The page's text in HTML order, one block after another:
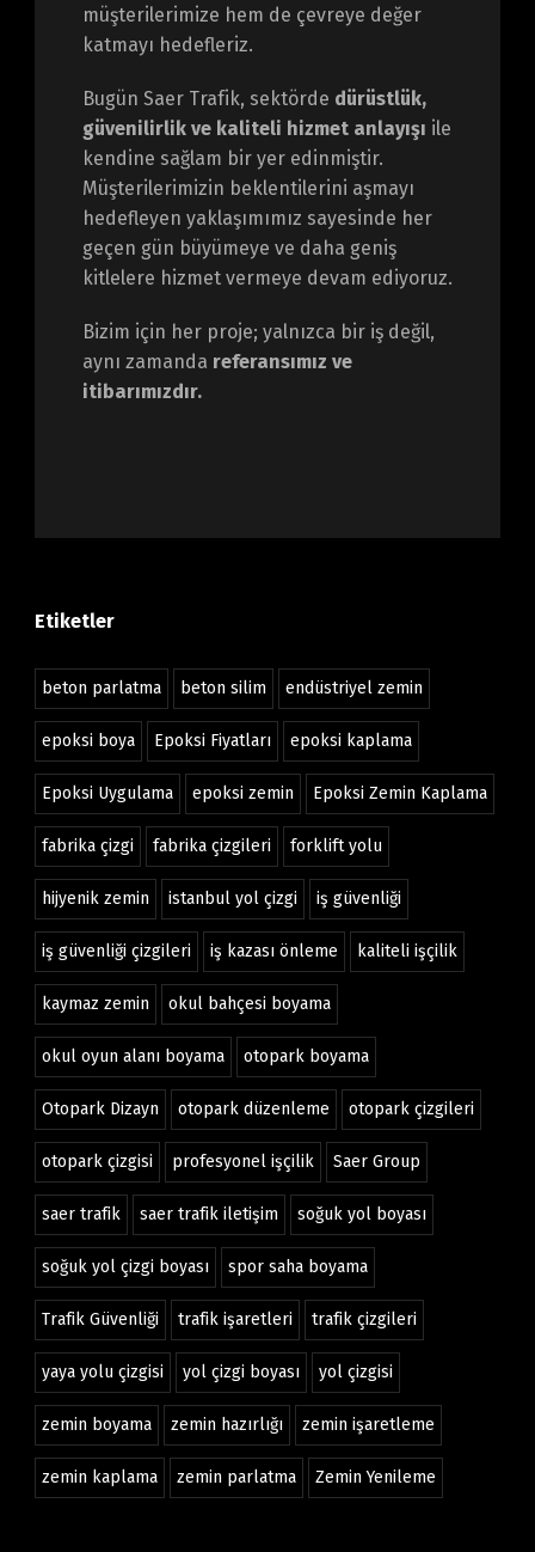
müşterilerimize hem de çevreye değer
katmayı hedefleriz.
Bugün Saer Trafik, sektörde dürüstlük,
güvenilirlik ve kaliteli hizmet anlayışı ile
kendine sağlam bir yer edinmiştir.
Müşterilerimizin beklentilerini aşmayı
hedefleyen yaklaşımımız sayesinde her
geçen gün büyümeye ve daha geniş
kitlelere hizmet vermeye devam ediyoruz.
Bizim için her proje; yalnızca bir iş değil,
aynı zamanda referansımız ve
itibarımızdır.
Etiketler
beton parlatma beton silim endüstriyel zemin
epoksi boya Epoksi Fiyatları epoksi kaplama
Epoksi Uygulama epoksi zemin Epoksi Zemin Kaplama
fabrika çizgi fabrika çizgileri forklift yolu
hijyenik zemin istanbul yol çizgi iş güvenliği
iş güvenliği çizgileri iş kazası önleme kaliteli işçilik
kaymaz zemin okul bahçesi boyama
okul oyun alanı boyama otopark boyama
Otopark Dizayn otopark düzenleme otopark çizgileri
otopark çizgisi profesyonel işçilik Saer Group
saer trafik saer trafik iletişim soğuk yol boyası
soğuk yol çizgi boyası spor saha boyama
Trafik Güvenliği trafik işaretleri trafik çizgileri
yaya yolu çizgisi yol çizgi boyası yol çizgisi
zemin boyama zemin hazırlığı zemin işaretleme
zemin kaplama zemin parlatma Zemin Yenileme